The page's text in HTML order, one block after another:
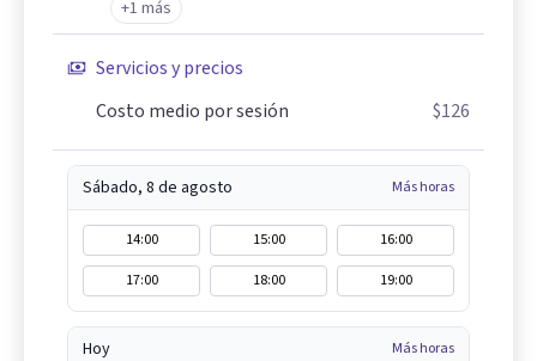
+1 más
Servicios y precios
Costo medio por sesión
$126
Sábado, 8 de agosto Más horas
14:00 15:00
16:00
17:00
18:00 19:00
Hoy Más horas